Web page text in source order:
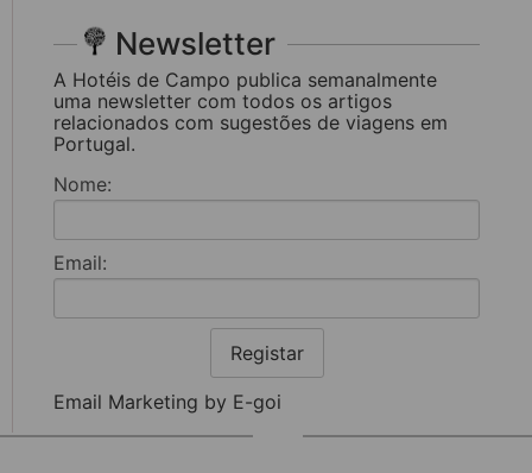
Newsletter
A Hotéis de Campo publica semanalmente
uma newsletter com todos os artigos
relacionados com sugestões de viagens em
Portugal.
Nome:
Email:
Registar
Email Marketing by E-goi